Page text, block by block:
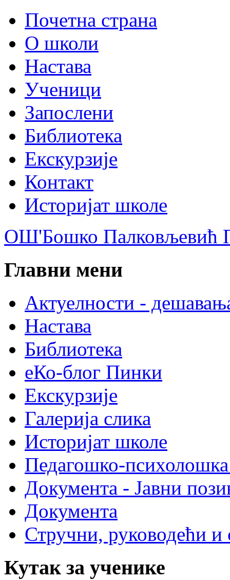
Почетна страна
О школи
Настава
Ученици
Запослени
Библиотека
Екскурзије
Контакт
Историјат школе
ОШ'Бошко Палковљевић
Главни мени
Актуелности -
Настава
Библиотека
еКо-блог Пинки
Екскурзије
Галерија слика
Историјат школе
Педагошко-психолошка
Документа - Јавни
Документа
Стручни, руководећи и
Кутак за ученике